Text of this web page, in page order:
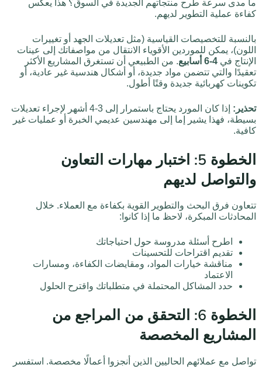
ما مدى سرعة طرح منتجاتهم الجديدة في السوق؟ هذا يعكس
كفاءة عملية التطوير لديهم.
بالنسبة للتخصيصات القياسية (مثل تعديلات الجهد أو تغييرات
اللون)، يمكن للموردين الأقوياء الانتقال من مواصفاتك إلى عينات
الإنتاج في 4-6 أسابيع
. من الطبيعي أن تستغرق المشاريع الأكثر
تعقيدًا والتي تتضمن مواد جديدة، أو أشكال هندسية غير عادية، أو
تكوينات كهربائية جديدة وقتًا أطول.
تحذير:
إذا كان المورد يحتاج باستمرار إلى 3-4 أشهر لإجراء تعديلات
بسيطة، فهذا يشير إما إلى مهندسين عديمي الخبرة أو عمليات غير
كافية.
الخطوة 5: اختبار مهارات التعاون
والتواصل لديهم
تتعاون فرق البحث والتطوير القوية بكفاءة مع العملاء. خلال
المحادثات المبكرة، لاحظ ما إذا كانوا:
اطرح أسئلة مدروسة حول احتياجاتك
تقديم اقتراحات للتحسينات
مناقشة خيارات المواد، ومقايضات الكفاءة، ومسارات
الاعتماد
حدد المشاكل المحتملة في متطلباتك واقترح الحلول
الخطوة 6: التحقق من المراجع من
المشاريع المخصصة
تواصل مع عملائهم الحاليين الذين أنجزوا أعمالًا مخصصة. استفسر